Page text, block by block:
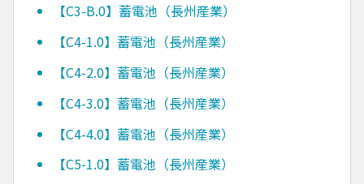
【C3-B.0】蓄電池（長州産業）
【C4-1.0】蓄電池（長州産業）
【C4-2.0】蓄電池（長州産業）
【C4-3.0】蓄電池（長州産業）
【C4-4.0】蓄電池（長州産業）
【C5-1.0】蓄電池（長州産業）